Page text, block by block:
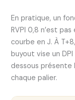
En pratique, un
RVPI 0,8 n’est
courbe en J. À
buyout vise un
dessous présente
chaque palier.